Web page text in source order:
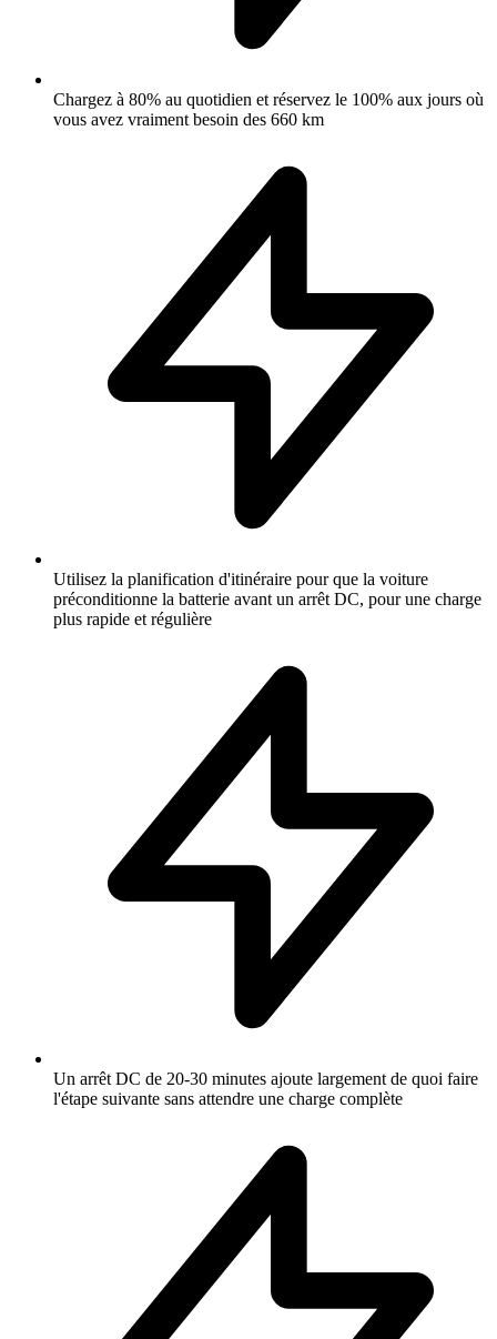
Chargez à 80% au quotidien et réservez le 100% aux jours où
vous avez vraiment besoin des 660 km
Utilisez la planification d'itinéraire pour que la voiture
préconditionne la batterie avant un arrêt DC, pour une charge
plus rapide et régulière
Un arrêt DC de 20-30 minutes ajoute largement de quoi faire
l'étape suivante sans attendre une charge complète